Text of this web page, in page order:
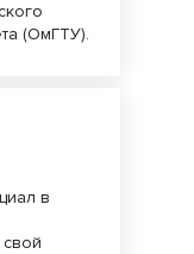
(ОмГТУ).
в